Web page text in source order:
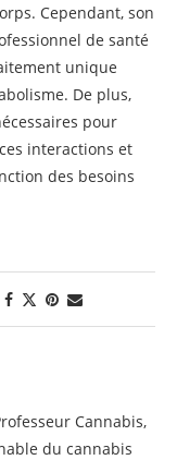
Cependant, son
de santé
unique
De plus,
pour
interactions et
des besoins
Cannabis,
du cannabis